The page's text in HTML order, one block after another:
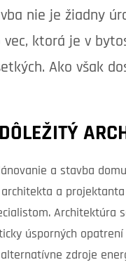
nie je žiadny
vec, ktorá je v
Ako však
a stavba
a
Architektúra
úsporných
zdroje